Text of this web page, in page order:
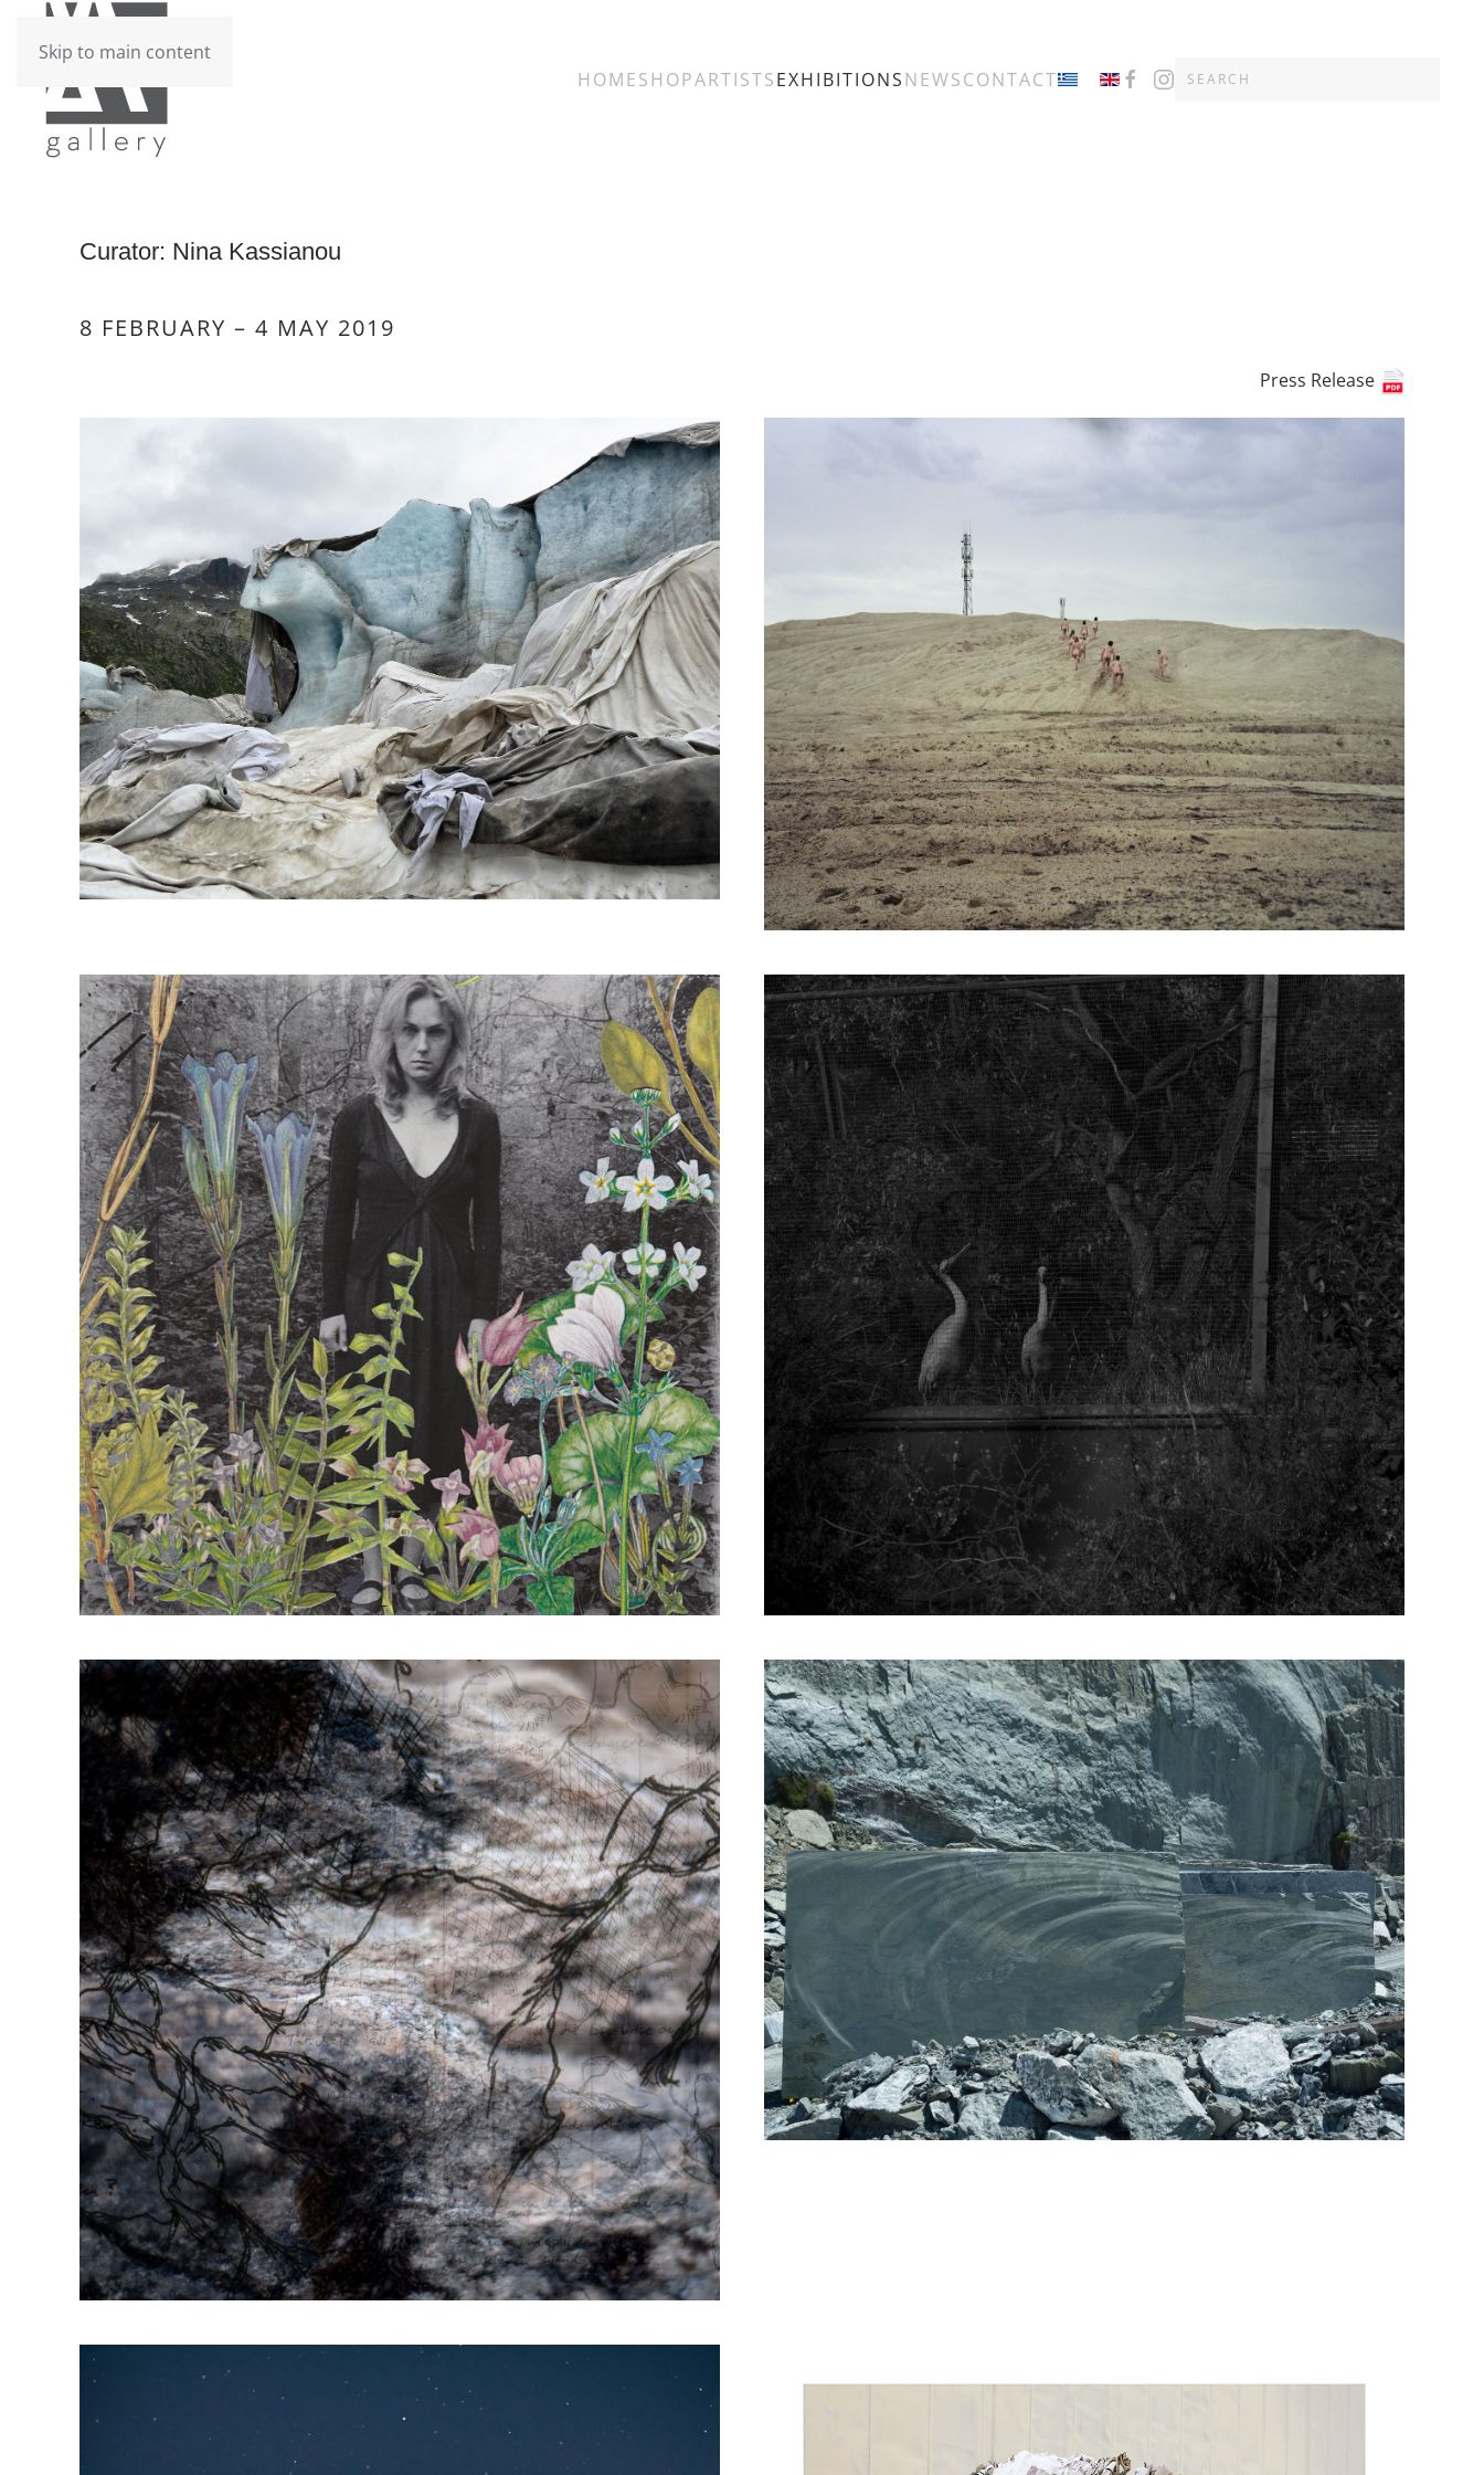
Skip to main content
HOMESHOPARTISTSEXHIBITIONSNEWSCONTACT
Curator: Νina Κassianou
8 FEBRUARY – 4 MAY 2019
Press Release
Beba Stoppani
Diana Lelonek
Magda Hueckel Katrin Koenning
Julia Braun
Ανάργυρος Δρόλαπας